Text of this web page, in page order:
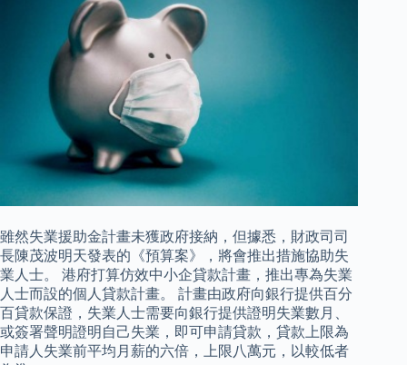
雖然失業援助金計畫未獲政府接納，但據悉，財政司司
長陳茂波明天發表的《預算案》，將會推出措施協助失
業人士。 港府打算仿效中小企貸款計畫，推出專為失業
人士而設的個人貸款計畫。 計畫由政府向銀行提供百分
百貸款保證，失業人士需要向銀行提供證明失業數月、
或簽署聲明證明自己失業，即可申請貸款，貸款上限為
申請人失業前平均月薪的六倍，上限八萬元，以較低者